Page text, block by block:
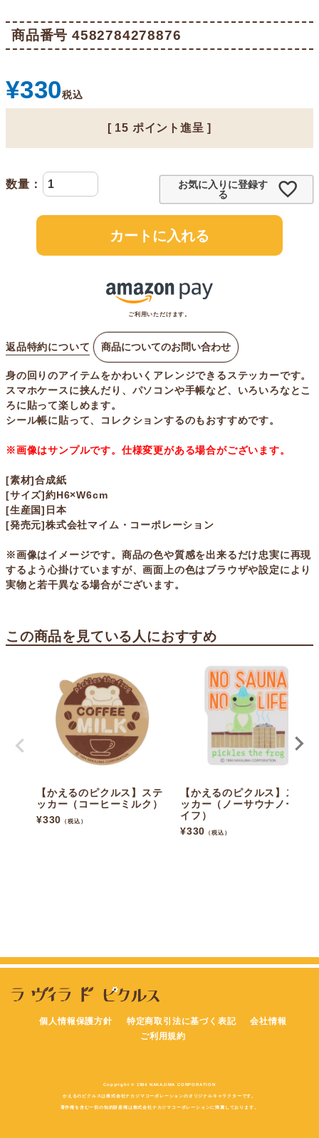
商品番号 4582784278876
¥330税込
[ 15 ポイント進呈 ]
お気に入りに登録す
る
カートに入れる
ご利用いただけます。
返品特約について 商品についてのお問い合わせ
身の回りのアイテムをかわいくアレンジできるステッカーです。
スマホケースに挟んだり、パソコンや手帳など、いろいろなとこ
ろに貼って楽しめます。
シール帳に貼って、コレクションするのもおすすめです。
※画像はサンプルです。仕様変更がある場合がございます。
[素材]合成紙
[サイズ]約H6×W6cm
[生産国]日本
[発売元]株式会社マイム・コーポレーション
※画像はイメージです。商品の色や質感を出来るだけ忠実に再現
するよう心掛けていますが、画面上の色はブラウザや設定により
実物と若干異なる場合がございます。
この商品を見ている人におすすめ
【かえるのピクルス】ステ
ッカー（コーヒーミルク）
¥330 （税込）
【かえるのピクルス】ステ
ッカー（ノーサウナノーラ
イフ）
¥330 （税込）
個人情報保護方針 特定商取引法に基づく表記
会社情報
ご利用規約
Copyright © 1994 NAKAJIMA CORPORATION
かえるのピクルスは株式会社ナカジマコーポレーションのオリジナルキャラクターです。
著作権を含む一切の知的財産権は株式会社ナカジマコーポレーションに帰属しております。